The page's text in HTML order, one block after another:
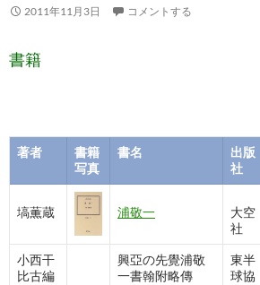
2011年11月3日 コメントする
書籍
著者
書籍
写真
書名
出版
社
塙薫蔵 浦敬一
大空
社
小西干
比古編
興亞の先覺浦敬
一書翰附略傳
東半
球協